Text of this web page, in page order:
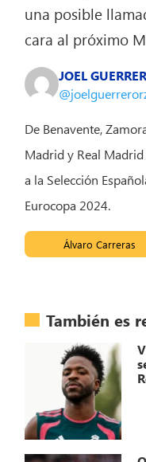
una posible
cara al próximo
JOEL
De Benavente,
Madrid y Real
a la Selección
Eurocopa 2024.
Álvaro Carreras
También es